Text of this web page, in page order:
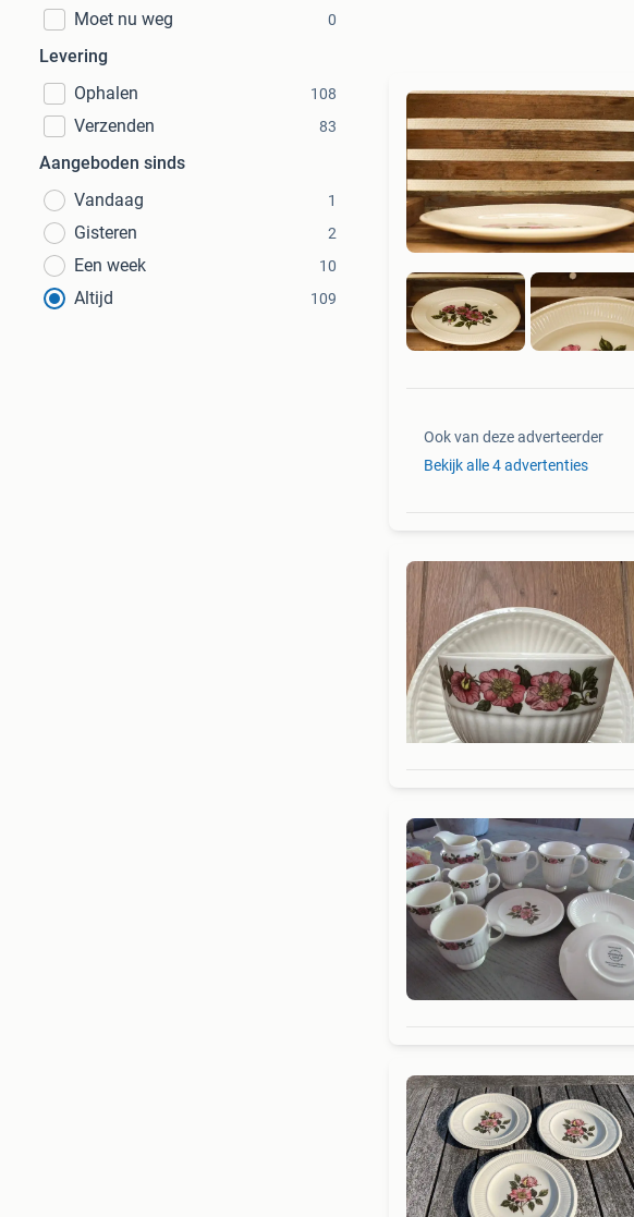
Moet nu weg
0
Levering
Ophalen
108
Verzenden 83
Aangeboden sinds
Vandaag
1
Gisteren 2
Een week 10
Altijd 109
Ook van deze adverteerder
Bekijk alle 4 advertenties